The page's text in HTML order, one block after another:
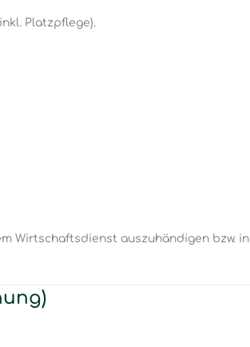
Platzpflege).
Wirtschaftsdienst auszuhändigen bzw. in